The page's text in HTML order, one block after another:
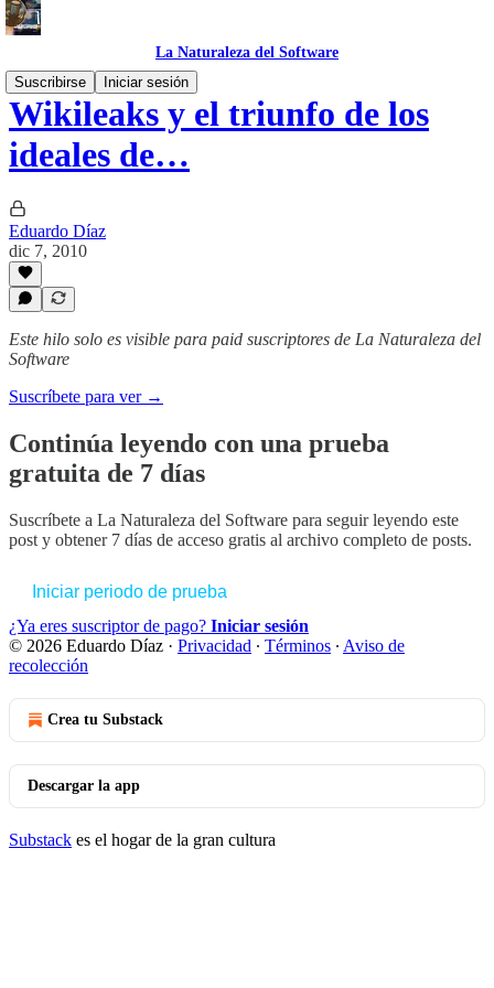
La Naturaleza del Software
Suscribirse
Iniciar sesión
Wikileaks y el triunfo de los
ideales de…
Eduardo Díaz
dic 7, 2010
Este hilo solo es visible para paid suscriptores de La Naturaleza del
Software
Suscríbete para ver →
Continúa leyendo con una prueba
gratuita de 7 días
Suscríbete a La Naturaleza del Software para seguir leyendo este
post y obtener 7 días de acceso gratis al archivo completo de posts.
Iniciar periodo de prueba
¿Ya eres suscriptor de pago? Iniciar sesión
© 2026 Eduardo Díaz · Privacidad ∙ Términos ∙ Aviso de
recolección
Crea tu Substack
Descargar la app
Substack es el hogar de la gran cultura